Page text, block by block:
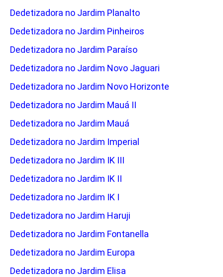
Dedetizadora no Jardim Planalto
Dedetizadora no Jardim Pinheiros
Dedetizadora no Jardim Paraíso
Dedetizadora no Jardim Novo Jaguari
Dedetizadora no Jardim Novo Horizonte
Dedetizadora no Jardim Mauá II
Dedetizadora no Jardim Mauá
Dedetizadora no Jardim Imperial
Dedetizadora no Jardim IK III
Dedetizadora no Jardim IK II
Dedetizadora no Jardim IK I
Dedetizadora no Jardim Haruji
Dedetizadora no Jardim Fontanella
Dedetizadora no Jardim Europa
Dedetizadora no Jardim Elisa